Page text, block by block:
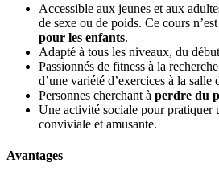
Accessible aux jeunes et aux
de sexe ou de poids. Ce cours
pour les enfants.
Adapté à tous les niveaux, du
Passionnés de fitness à la
d’une variété d’exercices à la salle
Personnes cherchant à perdre du
Une activité sociale pour pratiquer
conviviale et amusante.
Avantages